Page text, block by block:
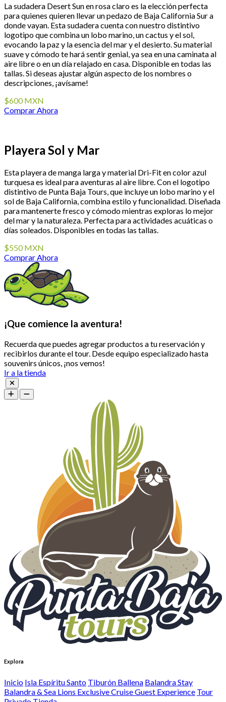
La sudadera Desert Sun en rosa claro es la elección perfecta
para quienes quieren llevar un pedazo de Baja California Sur a
donde vayan. Esta sudadera cuenta con nuestro distintivo
logotipo que combina un lobo marino, un cactus y el sol,
evocando la paz y la esencia del mar y el desierto. Su material
suave y cómodo te hará sentir genial, ya sea en una caminata al
aire libre o en un día relajado en casa. Disponible en todas las
tallas. Si deseas ajustar algún aspecto de los nombres o
descripciones, ¡avísame!
$600 MXN
Comprar Ahora
Playera Sol y Mar
Esta playera de manga larga y material Dri-Fit en color azul
turquesa es ideal para aventuras al aire libre. Con el logotipo
distintivo de Punta Baja Tours, que incluye un lobo marino y el
sol de Baja California, combina estilo y funcionalidad. Diseñada
para mantenerte fresco y cómodo mientras exploras lo mejor
del mar y la naturaleza. Perfecta para actividades acuáticas o
días soleados. Disponibles en todas las tallas.
$550 MXN
Comprar Ahora
¡Que comience la aventura!
Recuerda que puedes agregar productos a tu reservación y
recibirlos durante el tour. Desde equipo especializado hasta
souvenirs únicos, ¡nos vemos!
Ir a la tienda
Explora
Inicio Isla Espíritu Santo Tiburón Ballena Balandra Stay
Balandra & Sea Lions Exclusive Cruise Guest Experience Tour